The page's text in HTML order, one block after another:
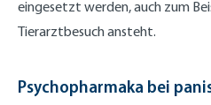
eingesetzt werden, auch zum
Tierarztbesuch ansteht.
Psychopharmaka bei